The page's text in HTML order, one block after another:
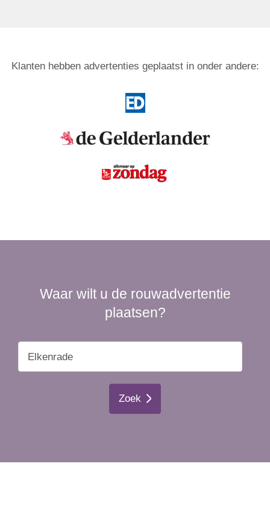
Klanten hebben advertenties geplaatst in onder andere:
Waar wilt u de rouwadvertentie
plaatsen?
Zoek